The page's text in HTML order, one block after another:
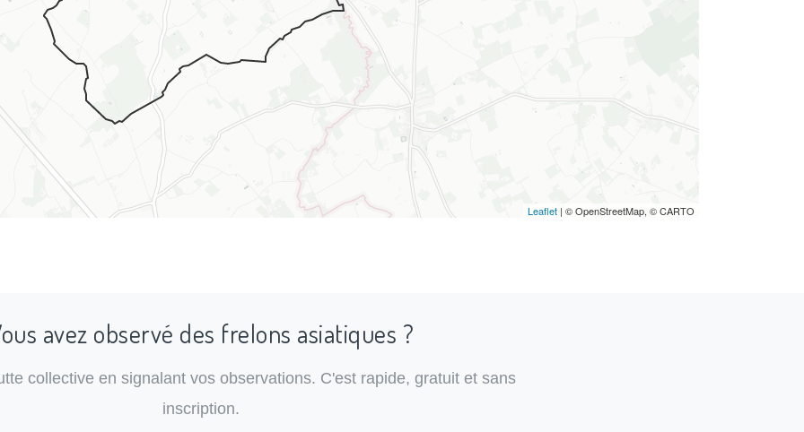
Leaflet | © OpenStreetMap, © CARTO
avez observé des frelons asiatiques ?
collective en signalant vos observations. C'est rapide, gratuit et sans
inscription.